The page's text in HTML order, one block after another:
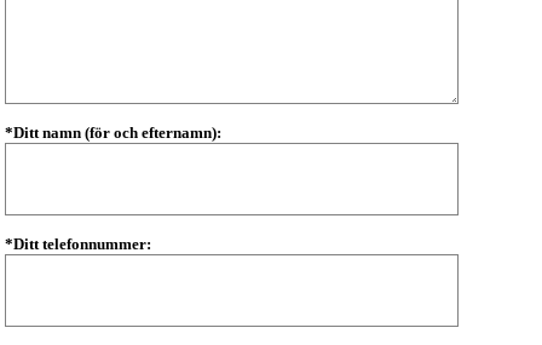
*Ditt namn (för och efternamn):
*Ditt telefonnummer: